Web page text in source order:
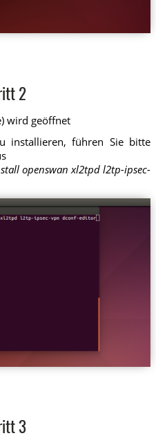
2
wird geöffnet
installieren, führen Sie bitte
openswan xl2tpd l2tp-ipsec-
3